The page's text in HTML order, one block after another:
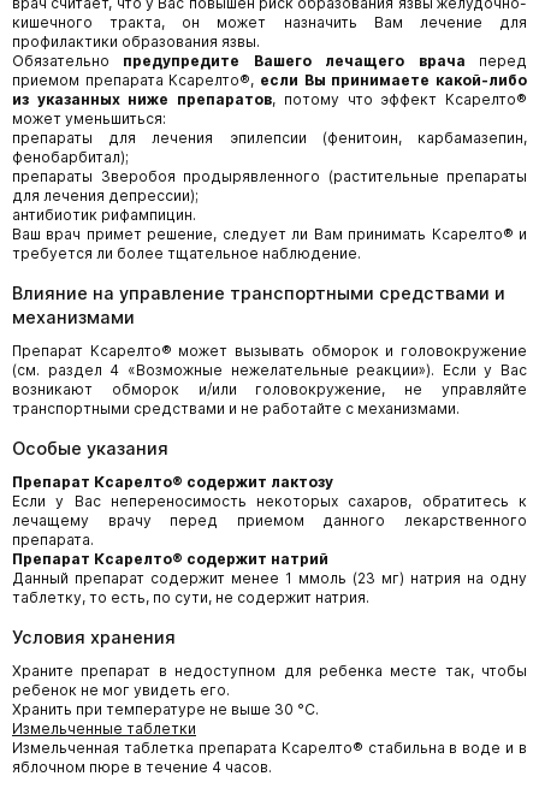
кишечного тракта, он может назначить Вам лечение для
профилактики образования язвы.
Обязательно предупредите Вашего лечащего врача перед
приемом препарата Ксарелто®, если Вы принимаете какой-либо
из указанных ниже препаратов, потому что эффект Ксарелто®
может уменьшиться:
препараты для лечения эпилепсии (фенитоин, карбамазепин,
фенобарбитал);
препараты Зверобоя продырявленного (растительные препараты
для лечения депрессии);
антибиотик рифампицин.
Ваш врач примет решение, следует ли Вам принимать Ксарелто® и
требуется ли более тщательное наблюдение.
Влияние на управление транспортными средствами и
механизмами
Препарат Ксарелто® может вызывать обморок и головокружение
(см. раздел 4 «Возможные нежелательные реакции»). Если у Вас
возникают обморок и/или головокружение, не управляйте
транспортными средствами и не работайте с механизмами.
Особые указания
Препарат Ксарелто® содержит лактозу
Если у Вас непереносимость некоторых сахаров, обратитесь к
лечащему врачу перед приемом данного лекарственного
препарата.
Препарат Ксарелто® содержит натрий
Данный препарат содержит менее 1 ммоль (23 мг) натрия на одну
таблетку, то есть, по сути, не содержит натрия.
Условия хранения
Храните препарат в недоступном для ребенка месте так, чтобы
ребенок не мог увидеть его.
Хранить при температуре не выше 30 °С.
Измельченные таблетки
Измельченная таблетка препарата Ксарелто® стабильна в воде и в
яблочном пюре в течение 4 часов.